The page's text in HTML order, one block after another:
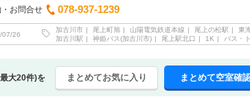
お問合せ
078-937-1239
07/26
加古川市 尾上町旭 山陽電気鉄道本線 尾上の松駅
東
加古川駅
神姫バス(加古川市) 尾上駅北口 1K バス・
大20件)を まとめてお気に入り まとめて空室確